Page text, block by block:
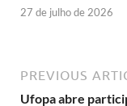
27 de julho de 2026
PREVIOUS
Ufopa abre